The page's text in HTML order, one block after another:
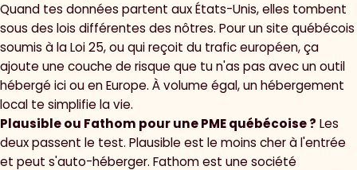
Quand tes données partent aux États-Unis, elles tombent
sous des lois différentes des nôtres. Pour un site québécois
soumis à la Loi 25, ou qui reçoit du trafic européen, ça
ajoute une couche de risque que tu n'as pas avec un outil
hébergé ici ou en Europe. À volume égal, un hébergement
local te simplifie la vie.
Plausible ou Fathom pour une PME québécoise ? Les
deux passent le test. Plausible est le moins cher à l'entrée
et peut s'auto-héberger. Fathom est une société